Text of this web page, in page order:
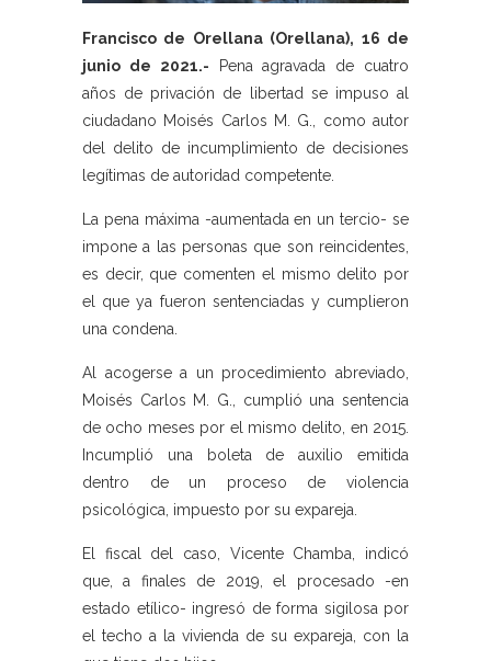
Francisco de Orellana (Orellana), 16 de
junio de 2021.- Pena agravada de cuatro
años de privación de libertad se impuso al
ciudadano Moisés Carlos M. G., como autor
del delito de incumplimiento de decisiones
legítimas de autoridad competente.
La pena máxima -aumentada en un tercio- se
impone a las personas que son reincidentes,
es decir, que comenten el mismo delito por
el que ya fueron sentenciadas y cumplieron
una condena.
Al acogerse a un procedimiento abreviado,
Moisés Carlos M. G., cumplió una sentencia
de ocho meses por el mismo delito, en 2015.
Incumplió una boleta de auxilio emitida
dentro de un proceso de violencia
psicológica, impuesto por su expareja.
El fiscal del caso, Vicente Chamba, indicó
que, a finales de 2019, el procesado -en
estado etílico- ingresó de forma sigilosa por
el techo a la vivienda de su expareja, con la